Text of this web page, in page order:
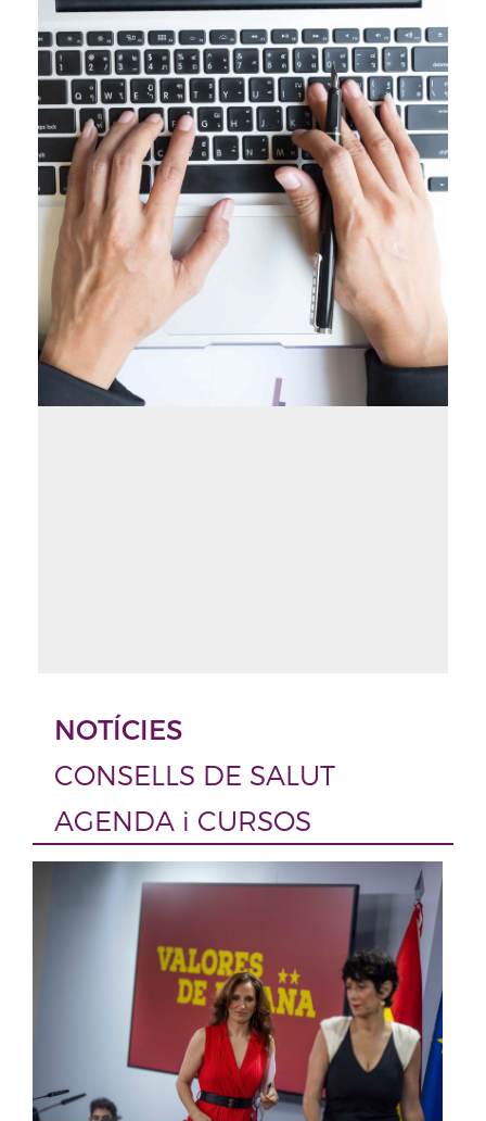
NOTÍCIES
CONSELLS DE SALUT
AGENDA i CURSOS